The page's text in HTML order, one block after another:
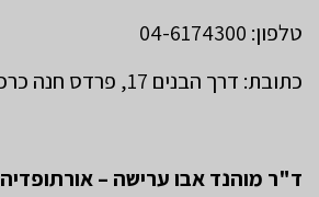
טלפון: 04-6174300
כתובת: דרך הבנים 17, פרדס חנה כרכור
ד"ר מוהנד אבו ערישה – אורתופדיה